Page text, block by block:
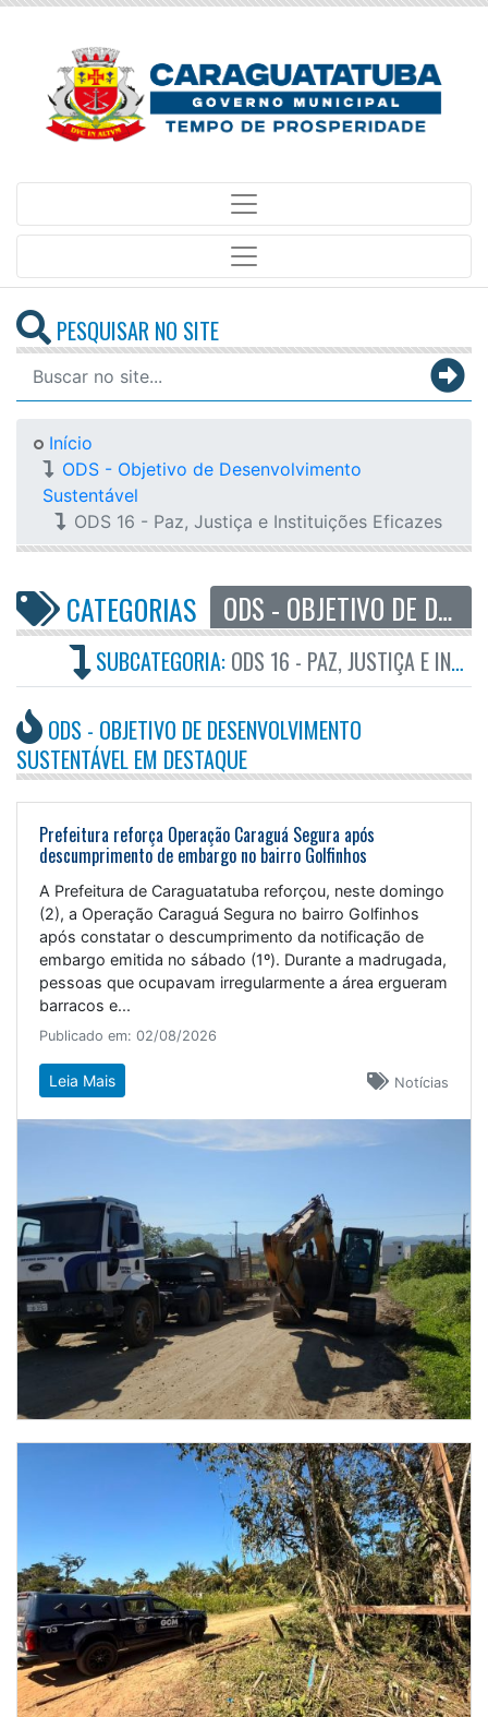
PESQUISAR NO SITE
Início
ODS - Objetivo de Desenvolvimento
Sustentável
ODS 16 - Paz, Justiça e Instituições Eficazes
CATEGORIAS ODS - OBJETIVO DE DESENVOLVIMENTO SUSTENTÁVEL
SUBCATEGORIA: ODS 16 - PAZ, JUSTIÇA E INSTITUIÇÕES EFICAZES
ODS - OBJETIVO DE DESENVOLVIMENTO
SUSTENTÁVEL EM DESTAQUE
Prefeitura reforça Operação Caraguá Segura após
descumprimento de embargo no bairro Golfinhos
A Prefeitura de Caraguatatuba reforçou, neste domingo
(2), a Operação Caraguá Segura no bairro Golfinhos
após constatar o descumprimento da notificação de
embargo emitida no sábado (1º). Durante a madrugada,
pessoas que ocupavam irregularmente a área ergueram
barracos e...
Publicado em: 02/08/2026
Notícias
Leia Mais